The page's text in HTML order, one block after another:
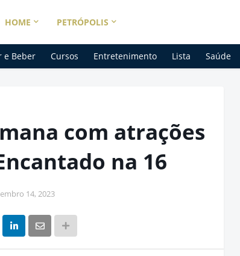
HOME PETRÓPOLIS
e Beber Cursos Entretenimento Lista Saúde
com atrações
na 16
14, 2023